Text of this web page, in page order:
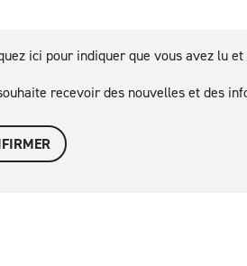
ici pour indiquer que vous avez lu
recevoir des nouvelles et des